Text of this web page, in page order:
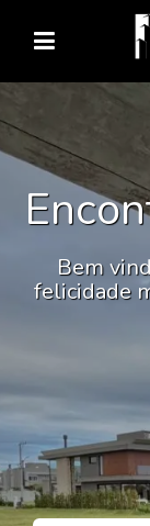
Bem
felicidade